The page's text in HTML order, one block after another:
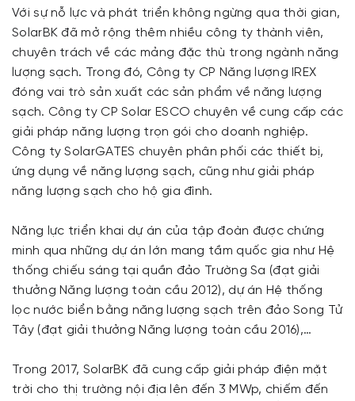
Với sự nỗ lực và phát triển không ngừng qua thời gian,
SolarBK đã mở rộng thêm nhiều công ty thành viên,
chuyên trách về các mảng đặc thù trong ngành năng
lượng sạch. Trong đó, Công ty CP Năng lượng IREX
đóng vai trò sản xuất các sản phẩm về năng lượng
sạch. Công ty CP Solar ESCO chuyên về cung cấp các
giải pháp năng lượng trọn gói cho doanh nghiệp.
Công ty SolarGATES chuyên phân phối các thiết bị,
ứng dụng về năng lượng sạch, cũng như giải pháp
năng lượng sạch cho hộ gia đình.
Năng lực triển khai dự án của tập đoàn được chứng
minh qua những dự án lớn mang tầm quốc gia như Hệ
thống chiếu sáng tại quần đảo Trường Sa (đạt giải
thưởng Năng lượng toàn cầu 2012), dự án Hệ thống
lọc nước biển bằng năng lượng sạch trên đảo Song Tử
Tây (đạt giải thưởng Năng lượng toàn cầu 2016),…
Trong 2017, SolarBK đã cung cấp giải pháp điện mặt
trời cho thị trường nội địa lên đến 3 MWp, chiếm đến